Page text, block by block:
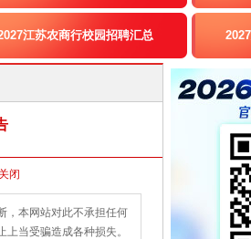
江苏农商行校园招聘汇总
关闭
，本网站对此不承担任何
当受骗造成各种损失。